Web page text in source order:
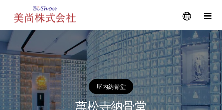
メニュー
屋内納骨堂
萬松寺納骨堂